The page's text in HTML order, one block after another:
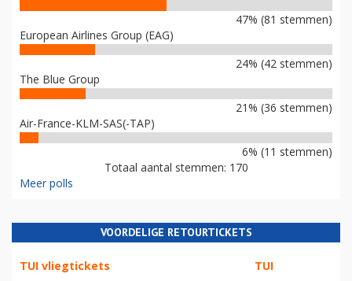
47% (81 stemmen)
European Airlines Group (EAG)
24% (42 stemmen)
The Blue Group
21% (36 stemmen)
Air-France-KLM-SAS(-TAP)
6% (11 stemmen)
Totaal aantal stemmen: 170
Meer polls
VOORDELIGE RETOURTICKETS
TUI vliegtickets TUI